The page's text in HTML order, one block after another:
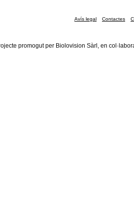
Avís legal Contactes
promogut per Biolovision Sàrl, en